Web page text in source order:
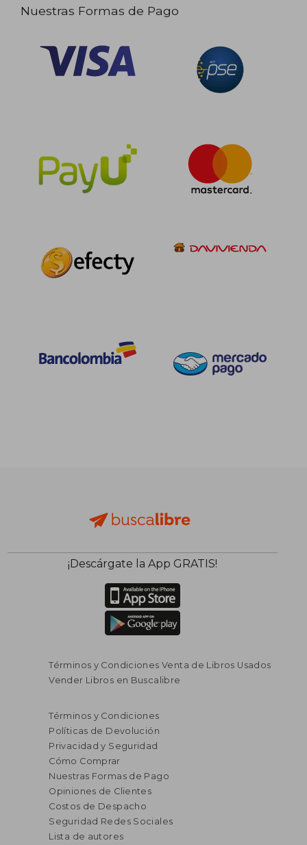
Nuestras Formas de Pago
¡Descárgate la App GRATIS!
Términos y Condiciones Venta de Libros Usados
Vender Libros en Buscalibre
Términos y Condiciones
Políticas de Devolución
Privacidad y Seguridad
Cómo Comprar
Nuestras Formas de Pago
Opiniones de Clientes
Costos de Despacho
Seguridad Redes Sociales
Lista de autores